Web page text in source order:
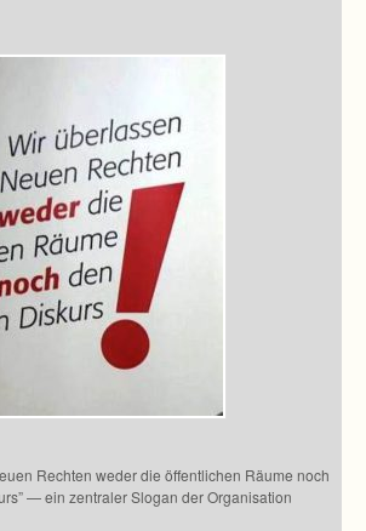
Rech­ten weder die öffent­li­chen Räume noch
— ein zen­tra­ler Slo­gan der Orga­ni­sa­tion